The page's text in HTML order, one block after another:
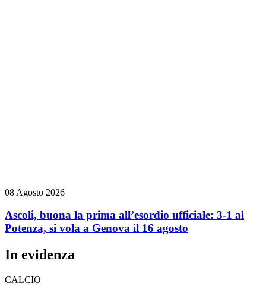
08 Agosto 2026
Ascoli, buona la prima all’esordio ufficiale: 3-1 al
Potenza, si vola a Genova il 16 agosto
In evidenza
CALCIO